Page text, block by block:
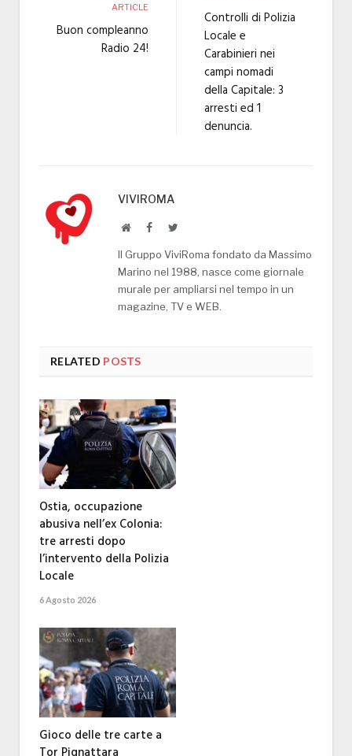
ARTICLE
Buon compleanno
Radio 24!
Controlli di Polizia
Locale e
Carabinieri nei
campi nomadi
della Capitale: 3
arresti ed 1
denuncia.
VIVIROMA
WebsiteFacebookTwitter
Il Gruppo ViviRoma fondato da Massimo
Marino nel 1988, nasce come giornale
murale per ampliarsi nel tempo in un
magazine, TV e WEB.
RELATED POSTS
Ostia, occupazione
abusiva nell’ex Colonia:
tre arresti dopo
l’intervento della Polizia
Locale
6 Agosto 2026
Gioco delle tre carte a